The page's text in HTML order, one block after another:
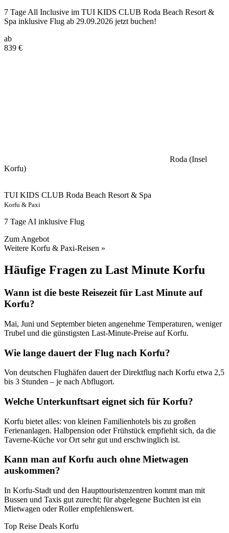
7 Tage All Inclusive im TUI KIDS CLUB Roda Beach Resort &
Spa inklusive Flug ab 29.09.2026 jetzt buchen!
ab
839 €
Roda (Insel
Korfu)
TUI KIDS CLUB Roda Beach Resort & Spa
Korfu & Paxi
7 Tage AI inklusive Flug
Zum Angebot
Weitere Korfu & Paxi-Reisen »
Häufige Fragen zu Last Minute Korfu
Wann ist die beste Reisezeit für Last Minute auf
Korfu?
Mai, Juni und September bieten angenehme Temperaturen, weniger
Trubel und die günstigsten Last-Minute-Preise auf Korfu.
Wie lange dauert der Flug nach Korfu?
Von deutschen Flughäfen dauert der Direktflug nach Korfu etwa 2,5
bis 3 Stunden – je nach Abflugort.
Welche Unterkunftsart eignet sich für Korfu?
Korfu bietet alles: von kleinen Familienhotels bis zu großen
Ferienanlagen. Halbpension oder Frühstück empfiehlt sich, da die
Taverne-Küche vor Ort sehr gut und erschwinglich ist.
Kann man auf Korfu auch ohne Mietwagen
auskommen?
In Korfu-Stadt und den Haupttouristenzentren kommt man mit
Bussen und Taxis gut zurecht; für abgelegene Buchten ist ein
Mietwagen oder Roller empfehlenswert.
Top Reise Deals Korfu